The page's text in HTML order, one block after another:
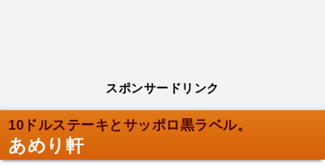
スポンサードリンク
10ドルステーキとサッポロ黒ラベル。
あめり軒